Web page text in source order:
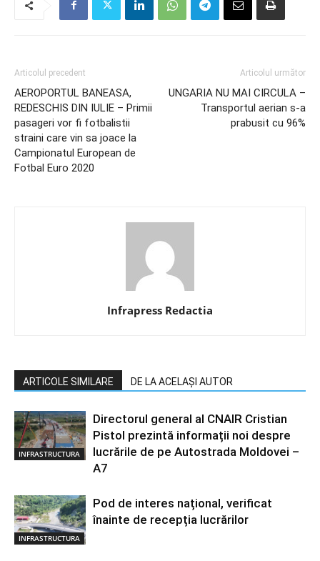
Articolul precedent
AEROPORTUL BANEASA,
REDESCHIS DIN IULIE – Primii
pasageri vor fi fotbalistii
straini care vin sa joace la
Campionatul European de
Fotbal Euro 2020
Articolul următor
UNGARIA NU MAI CIRCULA –
Transportul aerian s-a
prabusit cu 96%
Infrapress Redactia
ARTICOLE SIMILARE DE LA ACELAȘI AUTOR
INFRASTRUCTURA
Directorul general al CNAIR Cristian
Pistol prezintă informații noi despre
lucrările de pe Autostrada Moldovei –
A7
INFRASTRUCTURA
Pod de interes național, verificat
înainte de recepția lucrărilor